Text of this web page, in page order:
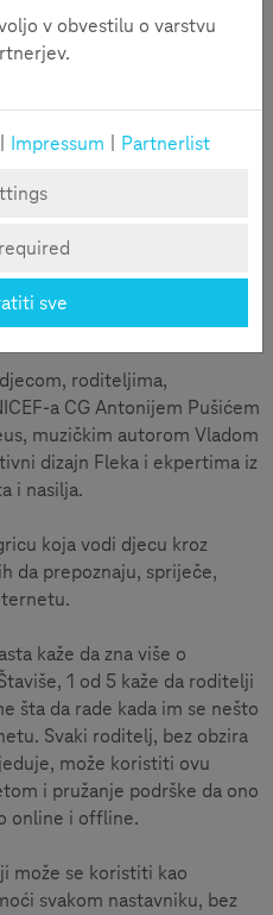
roditeljima,
a CG Antonijem Pušićem
muzičkim autorom Vladom
dizajn Fleka i ekpertima iz
i nasilja.
koja vodi djecu kroz
da prepoznaju, spriječe,
kaže da zna više o
1 od 5 kaže da roditelji
šta da rade kada im se nešto
Svaki roditelj, bez obzira
može koristiti ovu
i pružanje podrške da ono
online i offline.
može se koristiti kao
svakom nastavniku, bez
v obvestilu o varstvu
Impressum
Partnerlist
sve